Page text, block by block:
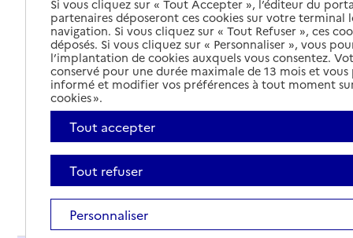
Tout déplier
Si vous cliquez sur « Tout Accepter », l’éditeur du
partenaires déposeront ces cookies sur votre terminal
navigation. Si vous cliquez sur « Tout Refuser », ces
déposés. Si vous cliquez sur « Personnaliser », vous
l’implantation de cookies auxquels vous consentez.
conservé pour une durée maximale de 13 mois et
informé et modifier vos préférences à tout moment
cookies ».
Tout accepter
Tout refuser
Personnaliser